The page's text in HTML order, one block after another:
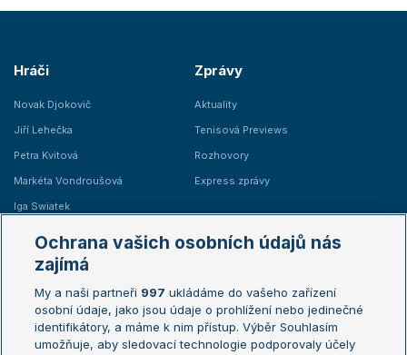
Hráči
Novak Djokovič
Jiří Lehečka
Petra Kvitová
Markéta Vondroušová
Iga Swiatek
Zprávy
Aktuality
Tenisová Previews
Rozhovory
Express zprávy
Žebříčky
Žebříček ATP (muži)
Žebříček WTA (ženy)
Sázkařský žebříček
Australian Open
French Open
Wimbledon
Ochrana vašich osobních údajů nás
zajímá
My a naši partneři 997 ukládáme do vašeho zařízení
osobní údaje, jako jsou údaje o prohlížení nebo jedinečné
identifikátory, a máme k nim přístup. Výběr Souhlasím
umožňuje, aby sledovací technologie podporovaly účely